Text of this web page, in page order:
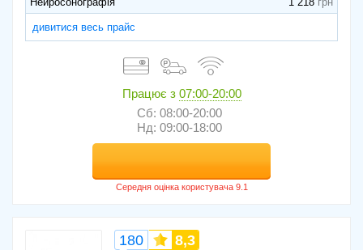
дивитися весь прайс
Працює з 07:00-20:00
Сб: 08:00-20:00
Нд: 09:00-18:00
180 8,3